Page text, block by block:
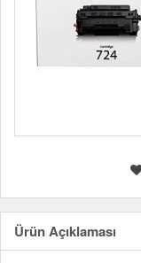
Ürün Açıklaması